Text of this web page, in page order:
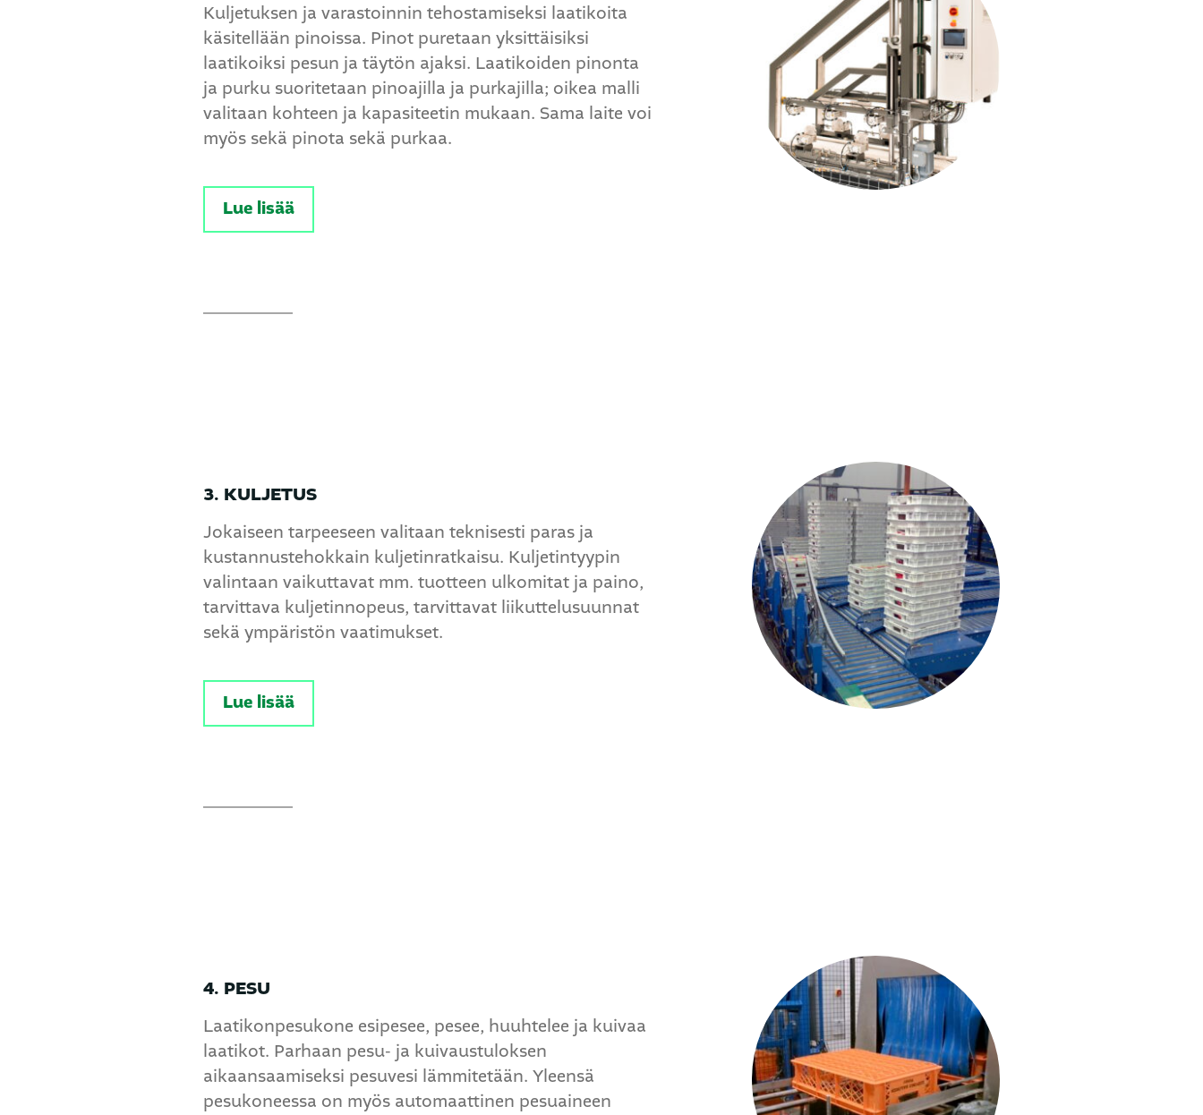
Kuljetuksen ja varastoinnin tehostamiseksi laatikoita
käsitellään pinoissa. Pinot puretaan yksittäisiksi
laatikoiksi pesun ja täytön ajaksi. Laatikoiden pinonta
ja purku suoritetaan pinoajilla ja purkajilla; oikea malli
valitaan kohteen ja kapasiteetin mukaan. Sama laite voi
myös sekä pinota sekä purkaa.
Lue lisää
3. KULJETUS
Jokaiseen tarpeeseen valitaan teknisesti paras ja
kustannustehokkain kuljetinratkaisu. Kuljetintyypin
valintaan vaikuttavat mm. tuotteen ulkomitat ja paino,
tarvittava kuljetinnopeus, tarvittavat liikuttelusuunnat
sekä ympäristön vaatimukset.
Lue lisää
4. PESU
Laatikonpesukone esipesee, pesee, huuhtelee ja kuivaa
laatikot. Parhaan pesu- ja kuivaustuloksen
aikaansaamiseksi pesuvesi lämmitetään. Yleensä
pesukoneessa on myös automaattinen pesuaineen